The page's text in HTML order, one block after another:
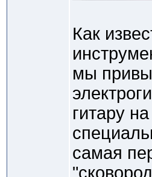
Как
мы
гитару
самая